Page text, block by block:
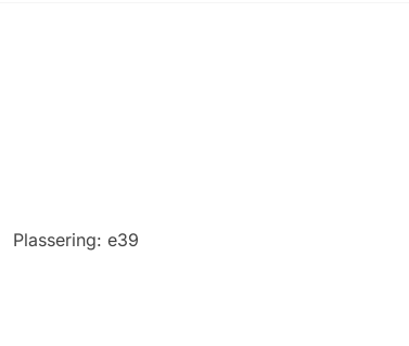
Plassering: e39